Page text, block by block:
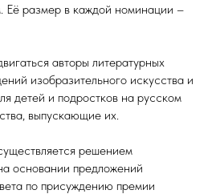
размер в каждой номинации –
авторы литературных
изобразительного искусства и
детей и подростков на русском
выпускающие их.
решением
основании предложений
по присуждению премии